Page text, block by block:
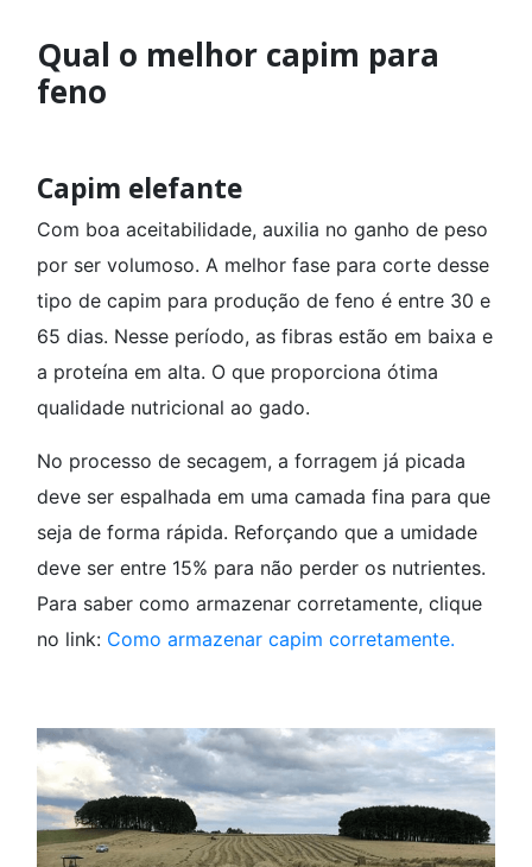
Qual o melhor capim para
feno
Capim elefante
Com boa aceitabilidade, auxilia no ganho de peso
por ser volumoso. A melhor fase para corte desse
tipo de capim para produção de feno é entre 30 e
65 dias. Nesse período, as fibras estão em baixa e
a proteína em alta. O que proporciona ótima
qualidade nutricional ao gado.
No processo de secagem, a forragem já picada
deve ser espalhada em uma camada fina para que
seja de forma rápida. Reforçando que a umidade
deve ser entre 15% para não perder os nutrientes.
Para saber como armazenar corretamente, clique
no link: Como armazenar capim corretamente.